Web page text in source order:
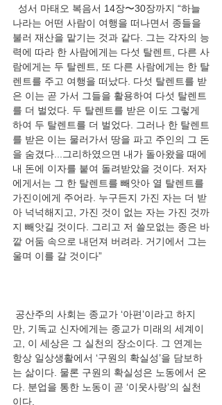
나라는 어떤 사람이 여행을 떠나면서 종들을
불러 재산을 맡기는 것과 같다. 그는 각자의 능
력에 따라 한 사람에게는 다섯 탈렌트, 다른 사
람에게는 두 탈렌트, 또 다른 사람에게는 한 탈
렌트를 주고 여행을 떠났다. 다섯 탈렌트를 받
은 이는 곧 가서 그들을 활용하여 다섯 탈렌트
를 더 벌었다. 두 탈렌트를 받은 이도 그렇게
하여 두 탈렌트를 더 벌었다. 그러나 한 탈렌트
를 받은 이는 물러가서 땅을 파고 주인의 그 돈
을 숨겼다...그리하였으면 내가 돌아왔을 때에
내 돈에 이자를 붙여 돌려받았을 것이다. 저자
에게서는 그 한 탈렌트를 빼앗아 열 탈렌트를
가진이에게 주어라. 누구든지 가진 자는 더 받
아 넉넉해지고, 가진 것이 없는 자는 가진 것까
지 빼앗길 것이다. 그리고 저 쓸모없는 종은 바
깥 어둠 속으로 내던져 버려라. 거기에서 그는
만, 기독교 신자에게는 종교가 미래의 세계이
고, 이 세상은 그 실천의 장소이다. 그 연계는
항상 일상생활에서 ‘구원의 확실성’을 담보하
는 삶이다. 물론 구원의 확실성은 노동에서 온
다. 분업을 통한 노동이 곧 ‘이웃사랑’의 실천